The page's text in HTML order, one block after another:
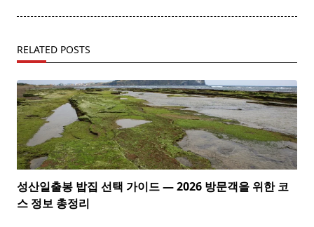
RELATED POSTS
성산일출봉 밥집 선택 가이드 — 2026 방문객을 위한 코
스 정보 총정리